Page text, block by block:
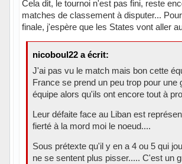
Cela dit, le tournoi n'est pas fini, reste
matches de classement à disputer...
finale, j'espère que les States vont aller
nicoboul22 a écrit:
J'ai pas vu le match mais bon cette
France se prend un peu trop pour une
équipe alors qu'ils ont encore tout à
Leur défaite face au Liban est
fierté à la mord moi le noeud....
Sous prétexte qu'il y en a 4 ou 5 qui
ne se sentent plus pisser..... C'est un